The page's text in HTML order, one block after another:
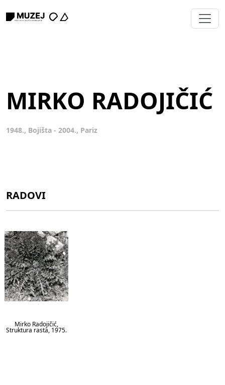
MIRKO RADOJIČIĆ
1948., Bojišta - 2004., Pariz
RADOVI
Mirko Radojičić,
Struktura rasta, 1975.